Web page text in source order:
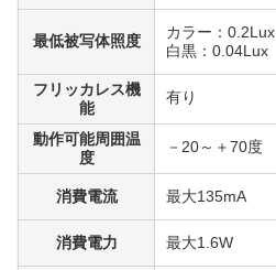
最低被写体照度
カラー：0.2Lux
白黒：0.04Lux
フリッカレス機
能
有り
動作可能周囲温
度
－20～＋70度
消費電流 最大135mA
消費電力 最大1.6W